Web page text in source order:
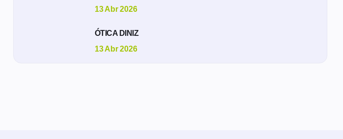
13 Abr 2026
ÓTICA DINIZ
13 Abr 2026